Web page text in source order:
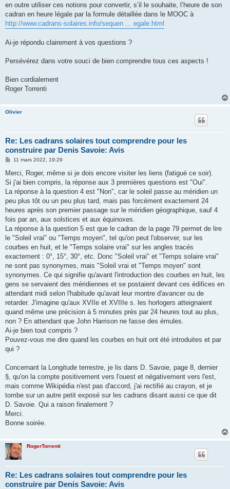
en outre utiliser ces notions pour convertir, s’il le souhaite, l’heure de son
cadran en heure légale par la formule détaillée dans le MOOC à
http://www.cadrans-solaires.info/sequen ... egale.html
Ai-je répondu clairement à vos questions ?
Persévérez dans votre souci de bien comprendre tous ces aspects !
Bien cordialement
Roger Torrenti
Olivier
Re: Les cadrans solaires tout comprendre pour les
construire par Denis Savoie: Avis
M
s
g
11 mars 2022, 19:29
Merci, Roger, même si je dois encore visiter les liens (fatigué ce soir).
Si j'ai bien compris, la réponse aux 3 premières questions est "Oui".
La réponse à la question 4 est "Non", car le soleil passe au méridien un
peu plus tôt ou un peu plus tard, mais pas forcément exactement 24
heures après son premier passage sur le méridien géographique, sauf 4
fois par an, aux solstices et aux équinoxes.
La réponse à la question 5 est que le cadran de la page 79 permet de lire
le "Soleil vrai" ou "Temps moyen", tel qu'on peut l'observer, sur les
courbes en huit, et le "Temps solaire vrai" sur les angles tracés
exactement : 0°, 15°, 30°, etc. Donc "Soleil vrai" et "Temps solaire vrai"
ne sont pas synonymes, mais "Soleil vrai et "Temps moyen" sont
synonymes. Ce qui signifie qu'avant l'introduction des courbes en huit, les
gens se servaient des méridiennes et se postaient devant ces édifices en
attendant midi selon l'habitude qu'avait leur montre d'avancer ou de
retarder. J'imagine qu'aux XVIIe et XVIIIe s. les horlogers atteignaient
quand même une précision à 5 minutes près par 24 heures tout au plus,
non ? En attendant que John Harrison ne fasse des émules.
Ai-je bien tout compris ?
Pouvez-vous me dire quand les courbes en huit ont été introduites et par
qui ?
Concernant la Longitude terrestre, je lis dans D. Savoie, page 8, dernier
§, qu'on la compte positivement vers l'ouest et négativement vers l'est,
mais comme Wikipédia n'est pas d'accord, j'ai rectifié au crayon, et je
tombe sur un autre petit exposé sur les cadrans disant aussi ce que dit
D. Savoie. Qui a raison finalement ?
Merci.
Bonne soirée.
RogerTorrenti
Re: Les cadrans solaires tout comprendre pour les
construire par Denis Savoie: Avis